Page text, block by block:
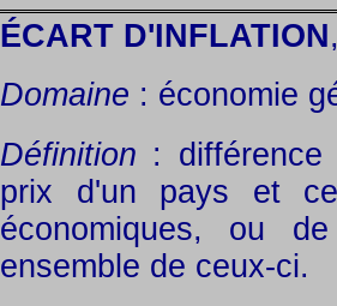
ÉCART D'INFLATION
Domaine : économie
Définition :
prix d'un pays et
économiques, ou
ensemble de ceux-ci.